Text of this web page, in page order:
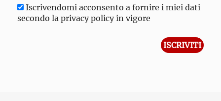
Iscrivendomi acconsento a fornire i miei dati
secondo la privacy policy in vigore